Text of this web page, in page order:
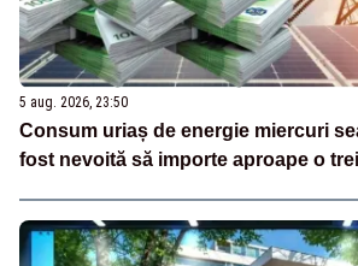
5 aug. 2026, 23:50
Consum uriaș de energie miercuri
fost nevoită să importe aproape o